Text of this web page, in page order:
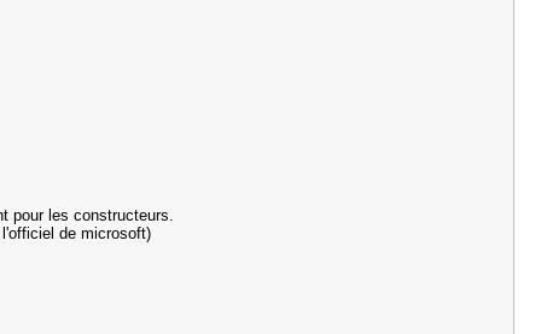
pour les constructeurs.
de microsoft)